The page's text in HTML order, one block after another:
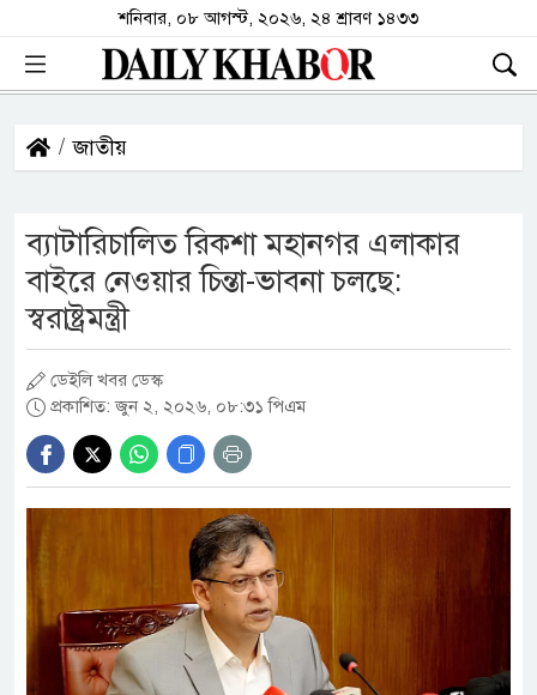
শনিবার, ০৮ আগস্ট, ২০২৬, ২৪ শ্রাবণ ১৪৩৩
জাতীয়
ব্যাটারিচালিত রিকশা মহানগর এলাকার
বাইরে নেওয়ার চিন্তা-ভাবনা চলছে:
স্বরাষ্ট্রমন্ত্রী
ডেইলি খবর ডেস্ক
প্রকাশিত: জুন ২, ২০২৬, ০৮:৩১ পিএম